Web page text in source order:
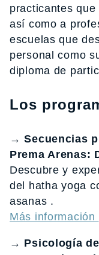
practicantes
así como a
escuelas que
personal como
diploma de
Los
→ Secuencias
Prema Arenas:
Descubre y
del hatha yoga
asanas .
Más información
→ Psicología